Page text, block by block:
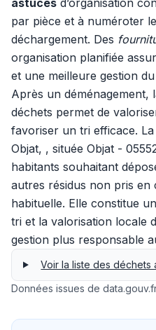
astuces d’organisation
par pièce et à numéroter
déchargement. Des
organisation planifiée
et une meilleure gestion
Après un déménagement,
déchets permet de
favoriser un tri efficace.
Objat, , située Objat -
habitants souhaitant
autres résidus non pris en
habituelle. Elle constitue
tri et la valorisation locale
gestion plus responsable
Voir la liste des
Données issues de